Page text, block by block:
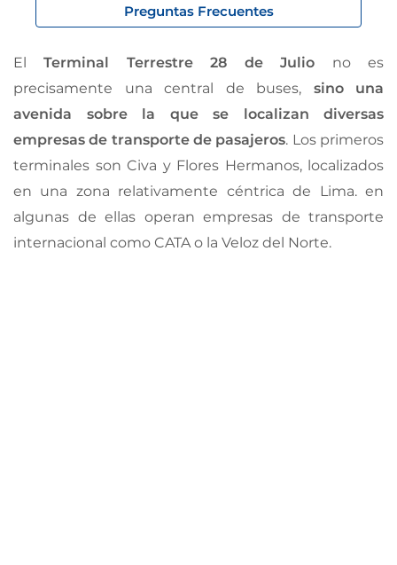
Preguntas Frecuentes
ElTerminal Terrestre 28 de Julio no es
precisamente una central de buses, sino una
avenida sobre la que se localizan diversas
empresas de transporte de pasajeros. Los primeros
terminales son Civa y Flores Hermanos, localizados
en una zona relativamente céntrica de Lima. en
algunas de ellas operan empresas de transporte
internacional como CATA o la Veloz del Norte.